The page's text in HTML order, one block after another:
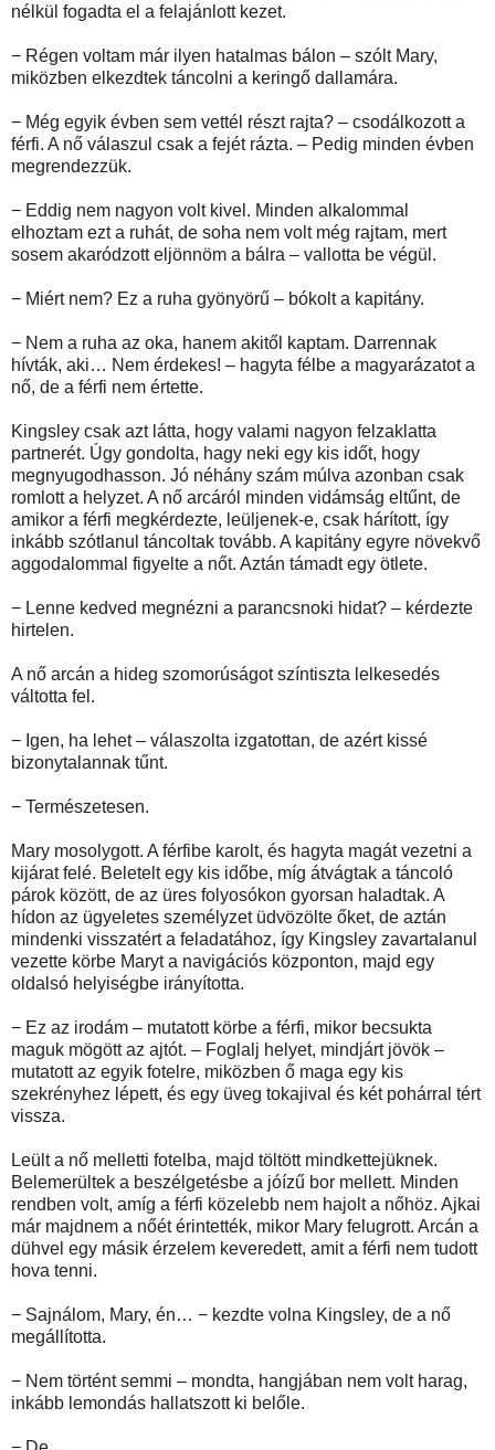
nélkül fogadta el a felajánlott kezet.
− Régen voltam már ilyen hatalmas bálon – szólt Mary,
miközben elkezdtek táncolni a keringő dallamára.
− Még egyik évben sem vettél részt rajta? – csodálkozott a
férfi. A nő válaszul csak a fejét rázta. – Pedig minden évben
megrendezzük.
− Eddig nem nagyon volt kivel. Minden alkalommal
elhoztam ezt a ruhát, de soha nem volt még rajtam, mert
sosem akaródzott eljönnöm a bálra – vallotta be végül.
− Miért nem? Ez a ruha gyönyörű – bókolt a kapitány.
− Nem a ruha az oka, hanem akitől kaptam. Darrennak
hívták, aki… Nem érdekes! – hagyta félbe a magyarázatot a
nő, de a férfi nem értette.
Kingsley csak azt látta, hogy valami nagyon felzaklatta
partnerét. Úgy gondolta, hagy neki egy kis időt, hogy
megnyugodhasson. Jó néhány szám múlva azonban csak
romlott a helyzet. A nő arcáról minden vidámság eltűnt, de
amikor a férfi megkérdezte, leüljenek-e, csak hárított, így
inkább szótlanul táncoltak tovább. A kapitány egyre növekvő
aggodalommal figyelte a nőt. Aztán támadt egy ötlete.
− Lenne kedved megnézni a parancsnoki hidat? – kérdezte
hirtelen.
A nő arcán a hideg szomorúságot színtiszta lelkesedés
váltotta fel.
− Igen, ha lehet – válaszolta izgatottan, de azért kissé
bizonytalannak tűnt.
− Természetesen.
Mary mosolygott. A férfibe karolt, és hagyta magát vezetni a
kijárat felé. Beletelt egy kis időbe, míg átvágtak a táncoló
párok között, de az üres folyosókon gyorsan haladtak. A
hídon az ügyeletes személyzet üdvözölte őket, de aztán
mindenki visszatért a feladatához, így Kingsley zavartalanul
vezette körbe Maryt a navigációs központon, majd egy
oldalsó helyiségbe irányította.
− Ez az irodám – mutatott körbe a férfi, mikor becsukta
maguk mögött az ajtót. – Foglalj helyet, mindjárt jövök –
mutatott az egyik fotelre, miközben ő maga egy kis
szekrényhez lépett, és egy üveg tokajival és két pohárral tért
vissza.
Leült a nő melletti fotelba, majd töltött mindkettejüknek.
Belemerültek a beszélgetésbe a jóízű bor mellett. Minden
rendben volt, amíg a férfi közelebb nem hajolt a nőhöz. Ajkai
már majdnem a nőét érintették, mikor Mary felugrott. Arcán a
dühvel egy másik érzelem keveredett, amit a férfi nem tudott
hova tenni.
− Sajnálom, Mary, én… − kezdte volna Kingsley, de a nő
megállította.
− Nem történt semmi – mondta, hangjában nem volt harag,
inkább lemondás hallatszott ki belőle.